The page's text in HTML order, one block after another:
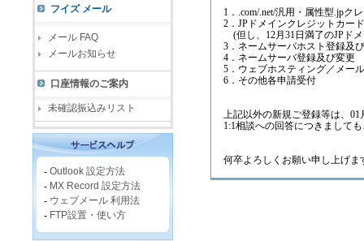
フイズ メール
メール FAQ
メールお知らせ
口座情報のご案内
未確認振込みリスト
- Outlook 設定方法
- MX Record 設定方法
- ウェブメール 利用法
- FTP設置・使い方
1．.com/.net/汎用・属性型.jpク
2．JPドメインクレジットカー
(但し、12月31日満了のJPド
3．ネームサーバホスト登録及
4．ネームサーバ登録及び変更
5．ウェブホスティング／メー
6．その他各申請受付
上記以外の新規ご登録等は、
1:1相談への回答につきまして
何卒よろしくお願い申し上げま